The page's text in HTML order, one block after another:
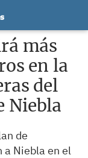
más
en la
del
Niebla
de
Niebla en el